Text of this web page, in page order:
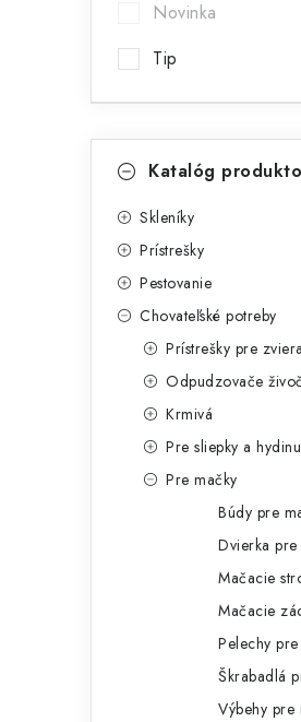
Novinka
Tip
kategórieKatalóg
Skleníky
Prístrešky
Pestovanie
Chovateľské potreby
Prístrešky pre
Odpudzovače
Krmivá
Pre sliepky a hydinu
Pre mačky
Búdy pre
Dvierka pre
Mačacie
Mačacie
Pelechy
Škrabadlá
Výbehy pre